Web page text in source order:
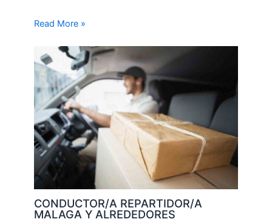
Read More »
CONDUCTOR/A REPARTIDOR/A
MALAGA Y ALREDEDORES